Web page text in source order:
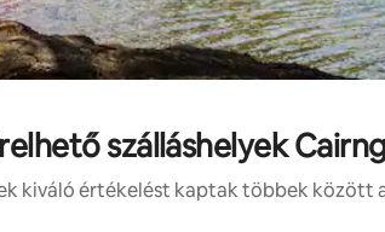
szálláshelyek
kiváló értékelést kaptak többek között